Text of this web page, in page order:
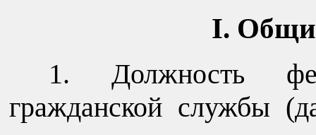
I.
1. Должность
гражданской службы